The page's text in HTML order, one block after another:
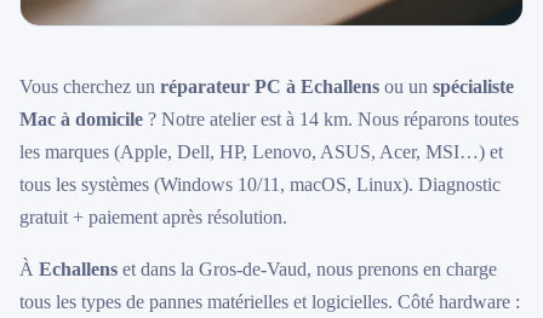
Vous cherchez un réparateur PC à Echallens ou un spécialiste
Mac à domicile ? Notre atelier est à 14 km. Nous réparons toutes
les marques (Apple, Dell, HP, Lenovo, ASUS, Acer, MSI…) et
tous les systèmes (Windows 10/11, macOS, Linux). Diagnostic
gratuit + paiement après résolution.
À Echallens et dans la Gros-de-Vaud, nous prenons en charge
tous les types de pannes matérielles et logicielles. Côté hardware :